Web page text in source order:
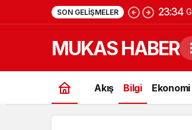
SON GELIŞMELER 23:34
MUKAS HABER
Akış Bilgi Ekonomi